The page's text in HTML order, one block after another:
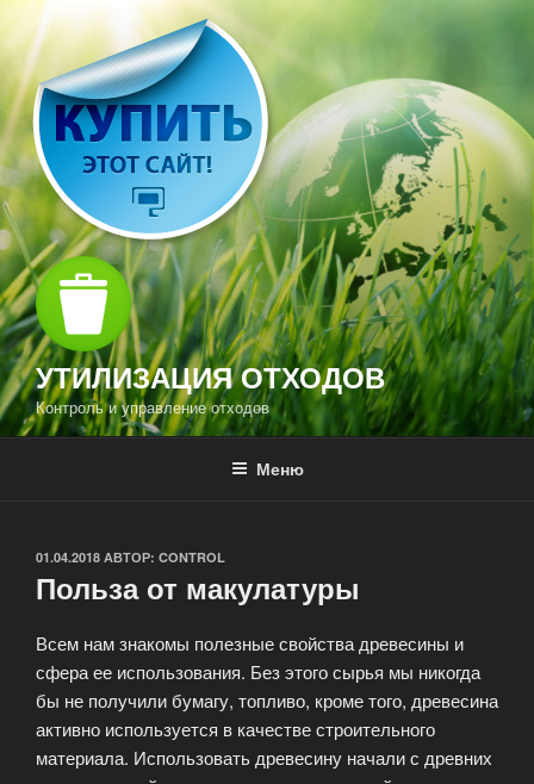
Перейти
содержимому
УТИЛИЗАЦИЯ ОТХОДОВ
Контроль и управление отходов
Меню
ОПУБЛИКОВАНО
01.04.2018 АВТОР: CONTROL
Польза от макулатуры
Всем нам знакомы полезные свойства древесины и
сфера ее использования. Без этого сырья мы никогда
бы не получили бумагу, топливо, кроме того, древесина
активно используется в качестве строительного
материала. Использовать древесину начали с древних